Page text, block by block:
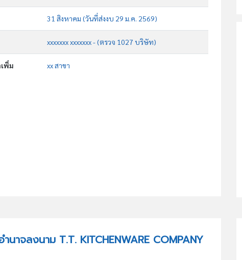
31 สิงหาคม (วันที่ส่งงบ 29 ม.ค. 2569)
xxxxxxx xxxxxxx - (ตรวจ 1027 บริษัท)
พิ่ม xx สาขา
นาจลงนาม T.T. KITCHENWARE COMPANY